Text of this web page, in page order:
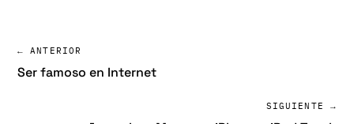
← ANTERIOR
Ser famoso en Internet
SIGUIENTE →